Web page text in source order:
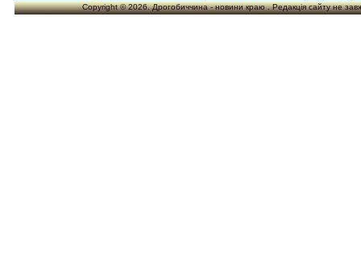
Copyright © 2026. Дрогобиччина - новини краю . Редакція сайту не